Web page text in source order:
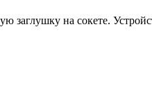
на сокете.